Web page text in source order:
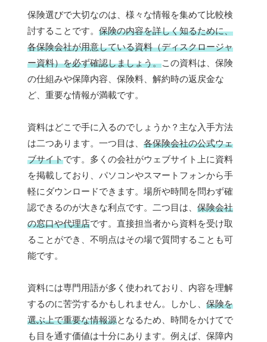
保険選びで大切なのは、様々な情報を集めて比較検
討することです。 保険の内容を詳しく知るために、
各保険会社が用意している資料（ディスクロージャ
ー資料）を必ず確認しましょう。この資料は、保険
の仕組みや保障内容、保険料、解約時の返戻金な
ど、重要な情報が満載です。
資料はどこで手に入るのでしょうか？主な入手方法
は二つあります。一つ目は、 各保険会社の公式ウェ
ブサイトです。多くの会社がウェブサイト上に資料
を掲載しており、パソコンやスマートフォンから手
軽にダウンロードできます。場所や時間を問わず確
認できるのが大きな利点です。二つ目は、 保険会社
の窓口や代理店です。直接担当者から資料を受け取
ることができ、不明点はその場で質問することも可
能です。
資料には専門用語が多く使われており、内容を理解
するのに苦労するかもしれません。しかし、 保険を
選ぶ上で重要な情報源となるため、時間をかけてで
も目を通す価値は十分にあります。例えば、保障内